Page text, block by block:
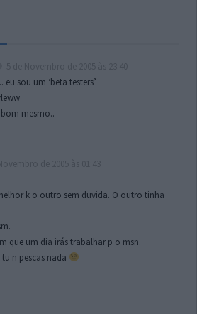
sou um ‘beta testers’
mesmo..
k o outro sem duvida. O outro tinha
que um dia irás trabalhar p o msn.
n pescas nada